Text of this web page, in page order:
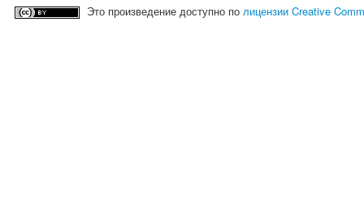
Это произведение доступно полицензии Creative